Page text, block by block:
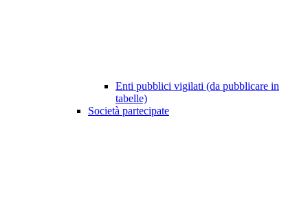
Enti pubblici vigilati (da pubblicare in
tabelle)
Società partecipate